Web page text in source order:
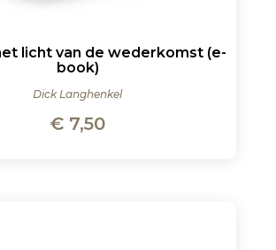
licht van de wederkomst (e-
book)
Dick Langhenkel
€ 7,50